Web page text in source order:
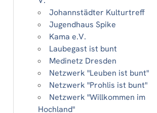
Johannstädter Kulturtreff
Jugendhaus Spike
Kama e.V.
Laubegast ist bunt
Medinetz Dresden
Netzwerk "Leuben ist bunt"
Netzwerk "Prohlis ist bunt"
Netzwerk "Willkommen im
Hochland"